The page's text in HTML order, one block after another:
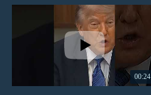
00:24